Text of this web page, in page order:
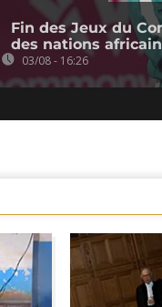
Fin des Jeux du
des nations
03/08 - 16:26